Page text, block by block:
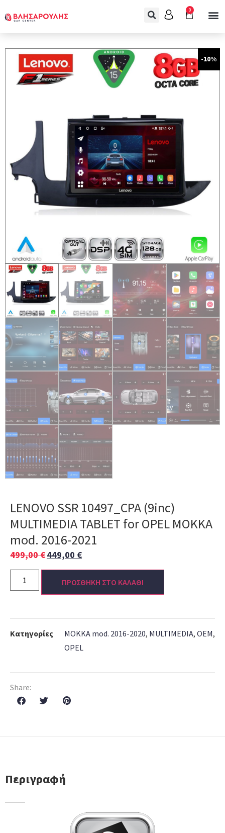
0
-10%
LENOVO SSR 10497_CPA (9inc)
MULTIMEDIA TABLET for OPEL MOKKA
mod. 2016-2021
499,00€449,00 €
ΠΡΟΣΘΗΚΗ ΣΤΟ ΚΑΛΑΘΙ
Κατηγορίες MOKKA mod. 2016-2020, MULTIMEDIA, OEM,
OPEL
Share:
Περιγραφή